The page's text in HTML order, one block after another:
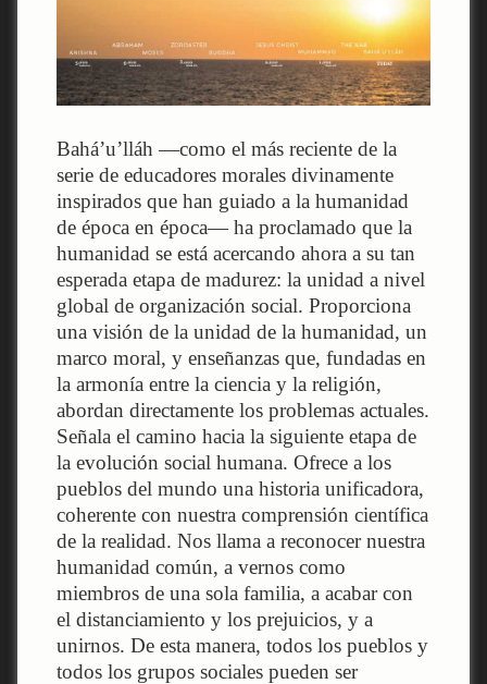
Bahá’u’lláh —como el más reciente de la
serie de educadores morales divinamente
inspirados que han guiado a la humanidad
de época en época— ha proclamado que la
humanidad se está acercando ahora a su tan
esperada etapa de madurez: la unidad a nivel
global de organización social. Proporciona
una visión de la unidad de la humanidad, un
marco moral, y enseñanzas que, fundadas en
la armonía entre la ciencia y la religión,
abordan directamente los problemas actuales.
Señala el camino hacia la siguiente etapa de
la evolución social humana. Ofrece a los
pueblos del mundo una historia unificadora,
coherente con nuestra comprensión científica
de la realidad. Nos llama a reconocer nuestra
humanidad común, a vernos como
miembros de una sola familia, a acabar con
el distanciamiento y los prejuicios, y a
unirnos. De esta manera, todos los pueblos y
todos los grupos sociales pueden ser